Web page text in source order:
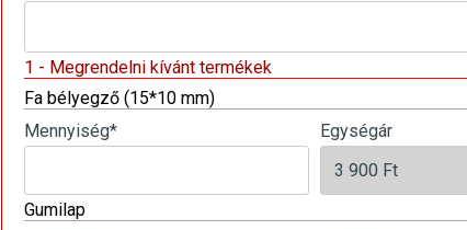
1 - Megrendelni kívánt termékek
Fa bélyegző (15*10 mm)
Mennyiség* Egységár
Gumilap